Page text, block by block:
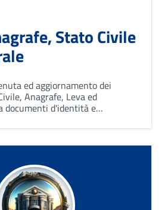
Stato Civile
ed aggiornamento dei
Anagrafe, Leva ed
Residenti all’Estero.